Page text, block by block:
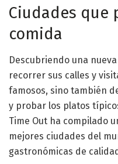
Ciudades que
comida
Descubriendo una
recorrer sus calles y
famosos, sino también
y probar los platos
Time Out ha compilado
mejores ciudades del
gastronómicas de